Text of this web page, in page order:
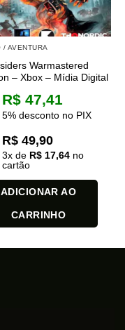
/ AVENTURA
Warmastered
– Xbox – Mídia Digital
R$ 47,41
5% desconto no PIX
R$ 49,90
3x de R$ 17,64 no
cartão
ADICIONAR AO
CARRINHO